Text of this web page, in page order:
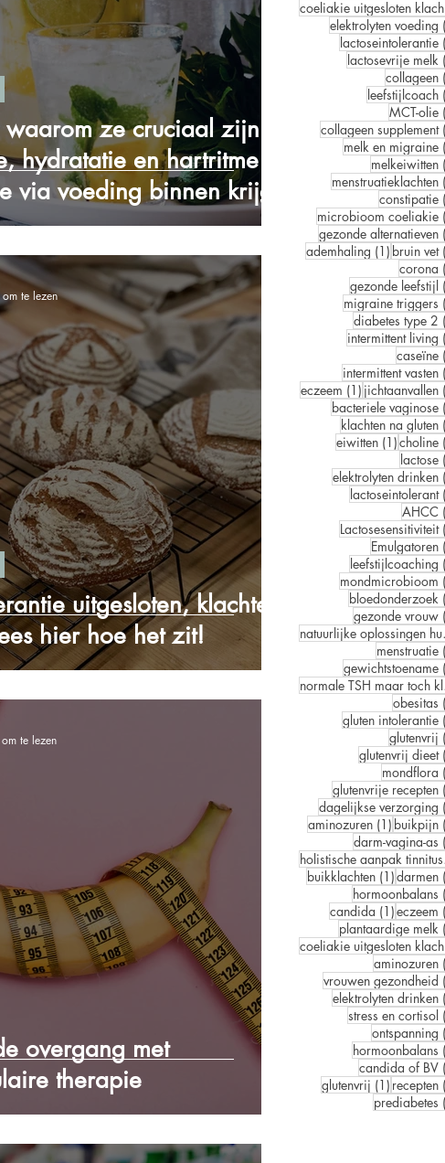
waarom ze cruciaal zijn
hydratatie en hartritme
via voeding binnen krijgt)
uitgesloten, klachten
hier hoe het zit!
te lezen
overgang met
therapie
te lezen
elektrolyten voeding
lactoseintolerantie
lactosevrije melk
collageen
leefstijlcoach
MCT-olie
collageen supplement
melk en migraine
melkeiwitten
menstruatieklachten
constipatie
microbioom coeliakie
gezonde alternatieven
ademhaling (1) 1 post
bruin vet
corona
gezonde leefstijl
migraine triggers
diabetes type 2
intermittent living
caseïne
intermittent vasten
eczeem (1) 1 post
jichtaanvallen
bacteriele vaginose
klachten na gluten
eiwitten (1)1 post
choline
lactose
elektrolyten drinken
lactoseintolerant
AHCC
Lactosesensitiviteit
Emulgatoren
leefstijlcoaching
mondmicrobioom
bloedonderzoek
gezonde vrouw
menstruatie
gewichtstoename
obesitas
gluten intolerantie
glutenvrij
glutenvrij dieet
mondflora
glutenvrije recepten
dagelijkse verzorging
aminozuren (1) 1 post
buikpijn
darm-vagina-as
buikklachten (1)1 post
darmen
hormoonbalans
candida (1)1 post
eczeem
plantaardige melk
aminozuren
vrouwen gezondheid
elektrolyten drinken
stress en cortisol
ontspanning
hormoonbalans
candida of BV
glutenvrij (1) 1 post
recepten
prediabetes